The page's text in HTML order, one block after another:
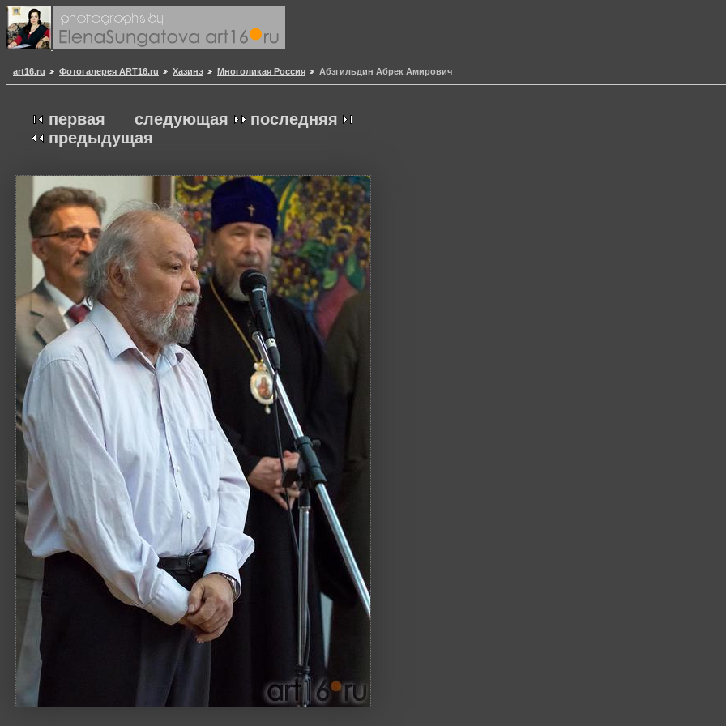
art16.ru Фотогалерея ART16.ru Хазинэ Многоликая Россия Абзгильдин Абрек Амирович
следующая последняя
первая
предыдущая